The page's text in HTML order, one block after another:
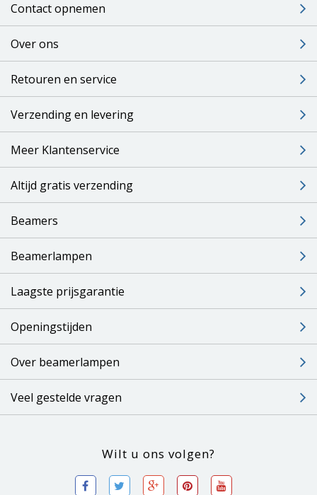
Contact opnemen
Over ons
Retouren en service
Verzending en levering
Meer Klantenservice
Altijd gratis verzending
Beamers
Beamerlampen
Laagste prijsgarantie
Openingstijden
Over beamerlampen
Veel gestelde vragen
Wilt u ons volgen?